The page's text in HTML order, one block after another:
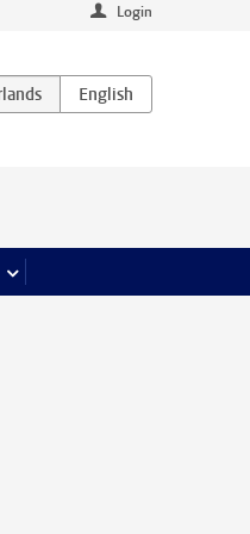
Login
& Marketing pagina’s
meer Veiligheid pagina’s